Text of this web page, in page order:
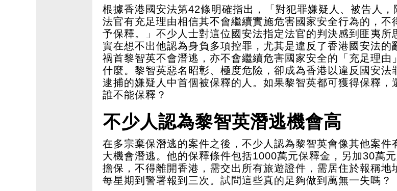
根據香港國安法第42條明確指出，「對犯罪嫌疑人、被告人，
法官有充足理由相信其不會繼續實施危害國家安全行為的，不
予保釋。」不少人士對這位國安法指定法官的判決感到匪夷所
實在想不出他認為身負多項控罪，尤其是違反了香港國安法的
禍首黎智英不會潛逃，亦不會繼續危害國家安全的「充足理由
什麼。黎智英惡名昭彰、極度危險，卻成為香港以違反國安法
逮捕的嫌疑人中首個被保釋的人。如果黎智英都可獲得保釋，
誰不能保釋？
不少人認為黎智英潛逃機會高
在多宗棄保潛逃的案件之後，不少人認為黎智英會像其他案件
大機會潛逃。他的保釋條件包括1000萬元保釋金，另加30萬
擔保，不得離開香港，需交出所有旅遊證件，需居住於報稱地
每星期到警署報到三次。試問這些真的足夠做到萬無一失嗎？